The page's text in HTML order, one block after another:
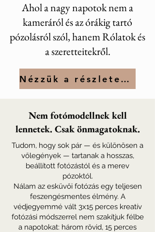
Ahol a nagy napotok nem a
kameráról és az órákig tartó
pózolásról szól, hanem Rólatok és
a szeretteitekről.
Nézzük a részleteket
Nem fotómodellnek kell
lennetek. Csak önmagatoknak.
Tudom, hogy sok pár — és különösen a
vőlegények — tartanak a hosszas,
beállított fotózástól és a merev
pózoktól.
Nálam az esküvői fotózás egy teljesen
feszengésmentes élmény. A
védjegyemmé vált 3x15 perces kreatív
fotózási módszerrel nem szakítjuk félbe
a napotokat: három rövid, 15 perces